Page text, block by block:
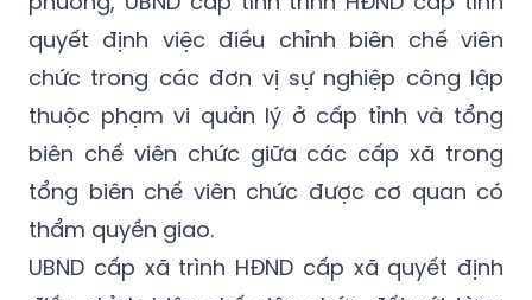
chức trong các đơn vị sự nghiệp công lập
thuộc phạm vi quản lý ở cấp tỉnh và tổng
biên chế viên chức giữa các cấp xã trong
tổng biên chế viên chức được cơ quan có
thẩm quyền giao.
UBND cấp xã trình HĐND cấp xã quyết định
điều chỉnh biên chế viên chức đối với từng
đơn vị sự nghiệp công lập thuộc phạm vi